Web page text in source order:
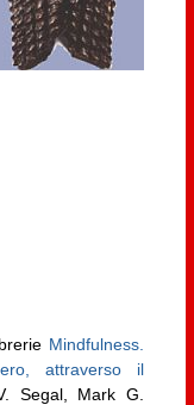
Mindfulness.
attraverso il
Segal, Mark G.